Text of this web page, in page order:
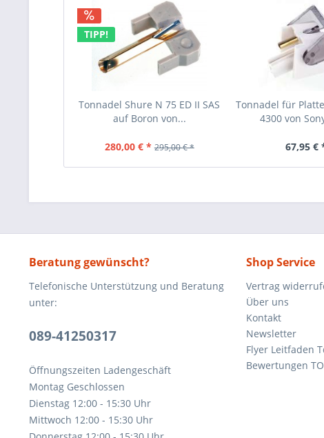
TIPP!
Tonnadel Shure N 75 ED II SAS
auf Boron von...
280,00 € * 295,00 € *
Tonnadel für
4300 von
67,95 €
Beratung gewünscht?
Telefonische Unterstützung und Beratung
unter:
089-41250317
Öffnungszeiten Ladengeschäft
Montag Geschlossen
Dienstag 12:00 - 15:30 Uhr
Mittwoch 12:00 - 15:30 Uhr
Shop Service
Vertrag
Über uns
Kontakt
Newsletter
Flyer Leitfaden
Bewertungen